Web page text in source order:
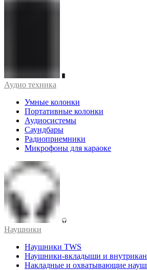
Аудио техника
Умные колонки
Портативные колонки
Аудиосистемы
Саундбары
Радиоприемники
Микрофоны для караоке
Наушники
Наушники TWS
Наушники-вкладыши и
Накладные и охватывающие